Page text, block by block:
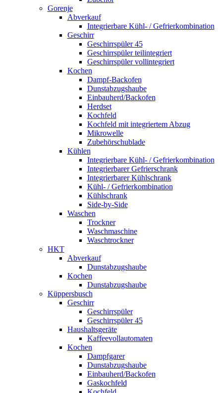
Gorenje
Abverkauf
Integrierbare Kühl- / Gefrierkombination
Geschirr
Geschirrspüler 45
Geschirrspüler teilintegriert
Geschirrspüler vollintegriert
Kochen
Dampf-Backofen
Dunstabzugshaube
Einbauherd/Backofen
Herdset
Kochfeld
Kochfeld mit integriertem Abzug
Mikrowelle
Zubehörschublade
Kühlen
Integrierbare Kühl- / Gefrierkombination
Integrierbarer Gefrierschrank
Integrierbarer Kühlschrank
Kühl- / Gefrierkombination
Kühlschrank
Side-by-Side
Waschen
Trockner
Waschmaschine
Waschtrockner
HKT
Abverkauf
Dunstabzugshaube
Kochen
Dunstabzugshaube
Küppersbusch
Geschirr
Geschirrspüler
Geschirrspüler 45
Haushaltsgeräte
Kaffeevollautomaten
Kochen
Dampfgarer
Dunstabzugshaube
Einbauherd/Backofen
Gaskochfeld